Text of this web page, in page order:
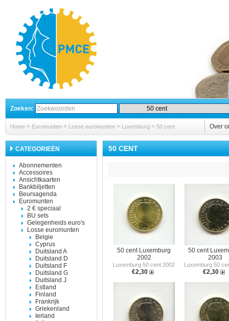
Zoeken:
Home > Euromunten > Losse euromunten > Luxemburg > 50 cent Over
CATEGORIEËN
Abonnementen
Accessoires
Ansichtkaarten
Bankbiljetten
Beursagenda
Euromunten
2 € speciaal
BU sets
Gelegenheids euro's
Losse euromunten
Belgie
Cyprus
Duitsland A
Duitsland D
Duitsland F
Duitsland G
Duitsland J
Estland
Finland
Frankrijk
Griekenland
Ierland
50 CENT
50 cent Luxemburg
2002
Luxemburg 50 cent 2002
€2,30
50 cent
2003
Luxemburg 50
€2,30